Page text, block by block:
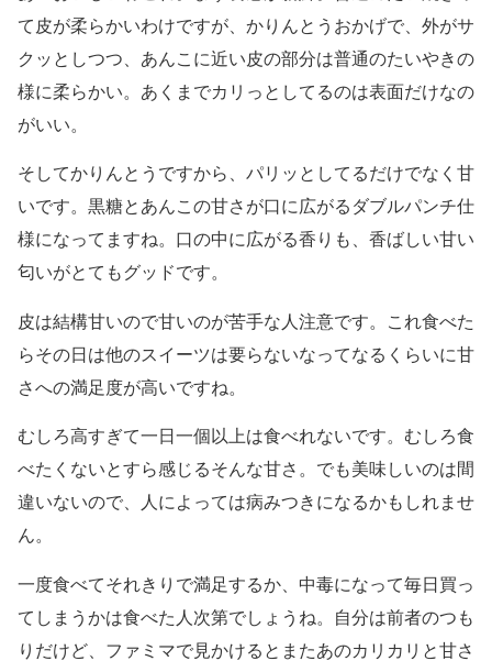
て皮が柔らかいわけですが、かりんとうおかげで、外がサ
クッとしつつ、あんこに近い皮の部分は普通のたいやきの
様に柔らかい。あくまでカリっとしてるのは表面だけなの
がいい。
そしてかりんとうですから、パリッとしてるだけでなく甘
いです。黒糖とあんこの甘さが口に広がるダブルパンチ仕
様になってますね。口の中に広がる香りも、香ばしい甘い
匂いがとてもグッドです。
皮は結構甘いので甘いのが苦手な人注意です。これ食べた
らその日は他のスイーツは要らないなってなるくらいに甘
さへの満足度が高いですね。
むしろ高すぎて一日一個以上は食べれないです。むしろ食
べたくないとすら感じるそんな甘さ。でも美味しいのは間
違いないので、人によっては病みつきになるかもしれませ
ん。
一度食べてそれきりで満足するか、中毒になって毎日買っ
てしまうかは食べた人次第でしょうね。自分は前者のつも
りだけど、ファミマで見かけるとまたあのカリカリと甘さ